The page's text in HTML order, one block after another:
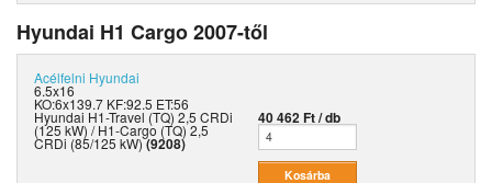
Hyundai H1 Cargo 2007-től
Acélfelni Hyundai
6.5x16
KO:6x139.7 KF:92.5 ET:56
Hyundai H1-Travel (TQ) 2,5 CRDi
(125 kW) / H1-Cargo (TQ) 2,5
CRDi (85/125 kW)(9208)
40 462 Ft / db